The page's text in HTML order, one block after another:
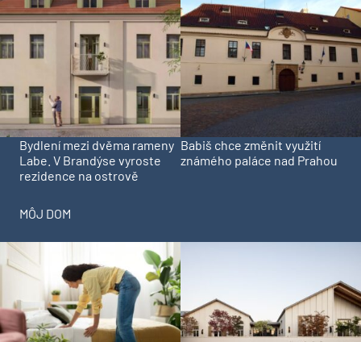
Bydlení mezi dvěma rameny
Labe. V Brandýse vyroste
rezidence na ostrově
Babiš chce změnit využití
známého paláce nad Prahou
MÔJ DOM